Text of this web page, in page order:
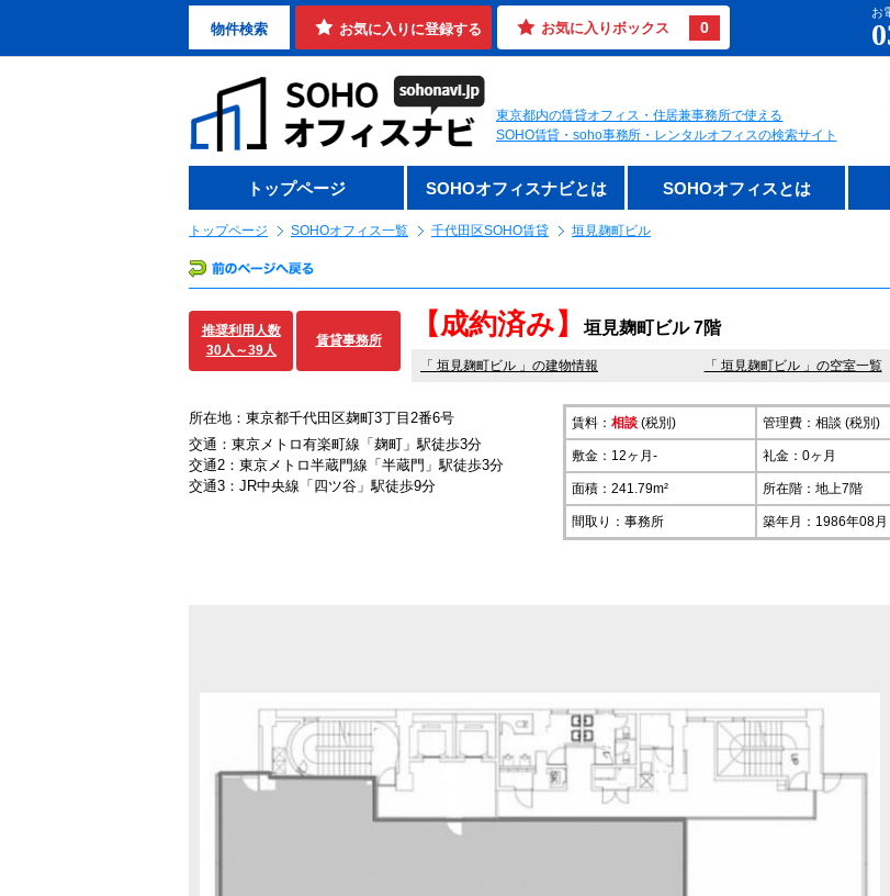
物件検索 お気に入りに登録する お気に入りボックス 0
お
東京都内の賃貸オフィス・住居兼事務所で使える
SOHO賃貸・soho事務所・レンタルオフィスの検索サイト
トップページ SOHOオフィスナビとは SOHOオフィスとは
トップページ SOHOオフィス一覧 千代田区SOHO賃貸 垣見麹町ビル
推奨利用人数
30人～39人
賃貸事務所 【成約済み】 垣見麹町ビル 7階
「 垣見麹町ビル 」の建物情報 「 垣見麹町ビル 」の空室一覧
所在地：東京都千代田区麹町3丁目2番6号
交通：東京メトロ有楽町線「麹町」駅徒歩3分
交通2：東京メトロ半蔵門線「半蔵門」駅徒歩3分
交通3：JR中央線「四ツ谷」駅徒歩9分
賃料： 相談 (税別) 管理費：相談 (税別)
敷金：12ヶ月- 礼金：0ヶ月
面積：241.79m² 所在階： 地上7階
間取り：事務所 築年月：1986年08月